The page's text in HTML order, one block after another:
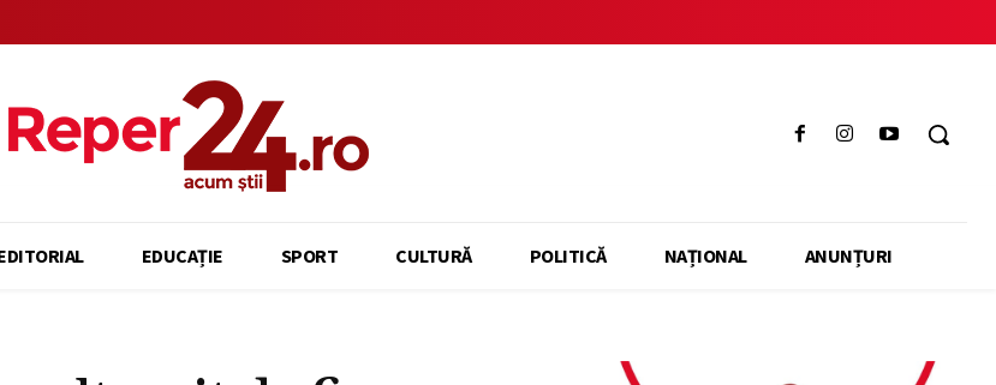
EDUCAȚIE SPORT CULTURĂ POLITICĂ NAȚIONAL ANUNȚURI